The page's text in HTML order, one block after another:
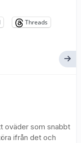
Threads
oväder som snabbt
ifrån det och